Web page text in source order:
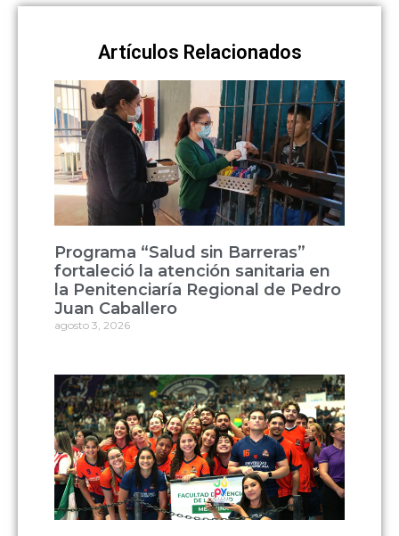
Artículos Relacionados
Programa “Salud sin Barreras”
fortaleció la atención sanitaria en
la Penitenciaría Regional de Pedro
Juan Caballero
agosto 3, 2026